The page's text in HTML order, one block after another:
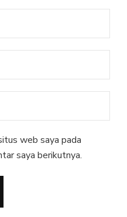
web saya pada
saya berikutnya.